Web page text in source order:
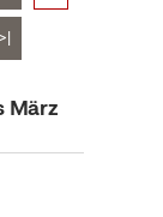
>|
März